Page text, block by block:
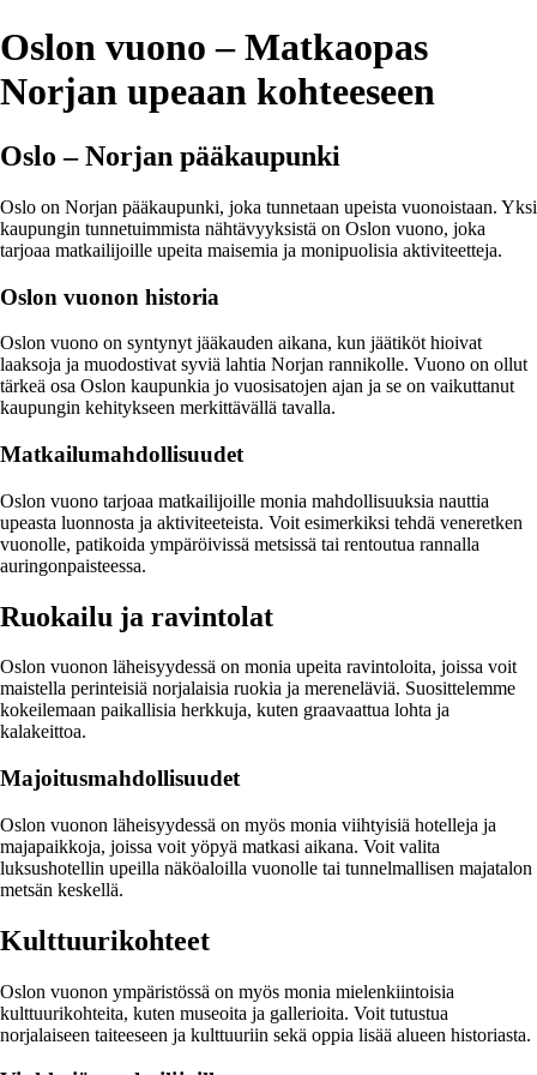
Oslon vuono – Matkaopas
Norjan upeaan kohteeseen
Oslo – Norjan pääkaupunki
Oslo on Norjan pääkaupunki, joka tunnetaan upeista vuonoistaan. Yksi
kaupungin tunnetuimmista nähtävyyksistä on Oslon vuono, joka
tarjoaa matkailijoille upeita maisemia ja monipuolisia aktiviteetteja.
Oslon vuonon historia
Oslon vuono on syntynyt jääkauden aikana, kun jäätiköt hioivat
laaksoja ja muodostivat syviä lahtia Norjan rannikolle. Vuono on ollut
tärkeä osa Oslon kaupunkia jo vuosisatojen ajan ja se on vaikuttanut
kaupungin kehitykseen merkittävällä tavalla.
Matkailumahdollisuudet
Oslon vuono tarjoaa matkailijoille monia mahdollisuuksia nauttia
upeasta luonnosta ja aktiviteeteista. Voit esimerkiksi tehdä veneretken
vuonolle, patikoida ympäröivissä metsissä tai rentoutua rannalla
auringonpaisteessa.
Ruokailu ja ravintolat
Oslon vuonon läheisyydessä on monia upeita ravintoloita, joissa voit
maistella perinteisiä norjalaisia ruokia ja mereneläviä. Suosittelemme
kokeilemaan paikallisia herkkuja, kuten graavaattua lohta ja
kalakeittoa.
Majoitusmahdollisuudet
Oslon vuonon läheisyydessä on myös monia viihtyisiä hotelleja ja
majapaikkoja, joissa voit yöpyä matkasi aikana. Voit valita
luksushotellin upeilla näköaloilla vuonolle tai tunnelmallisen majatalon
metsän keskellä.
Kulttuurikohteet
Oslon vuonon ympäristössä on myös monia mielenkiintoisia
kulttuurikohteita, kuten museoita ja gallerioita. Voit tutustua
norjalaiseen taiteeseen ja kulttuuriin sekä oppia lisää alueen historiasta.